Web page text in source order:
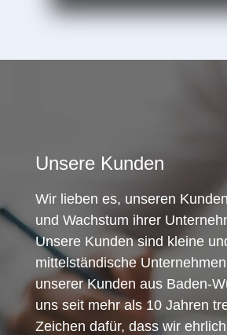
Unsere Kunden
Wir lieben es, unseren
und Wachstum ihrer
Unsere Kunden sind kleine
mittelständische
unserer Kunden aus Baden-
uns seit mehr als 10 Jahren
Zeichen dafür, dass wir